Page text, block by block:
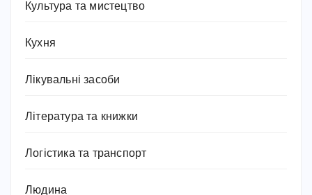
Культура та мистецтво
Кухня
Лікувальні засоби
Література та книжки
Логістика та транспорт
Людина